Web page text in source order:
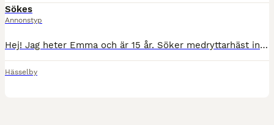
Sökes
Annonstyp
Hej! Jag heter Emma och är 15 år. Söker medryttarhäst inom Stockholm, gärna Västerort. Jag har ridit på ridskola i 8 år, samt hyrt häst ett par gånger. Har inte haft medryttarhäst innan men varit sta
Hässelby